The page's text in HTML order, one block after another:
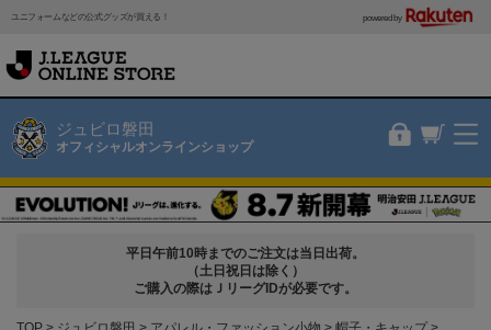
ユニフォームなどの公式グッズが買える！ powered by
ジュビロ磐田
オフィシャルオンラインショップ
平日午前10時までのご注文は当日出荷。
（土日祝日は除く）
ご購入の際はＪリーグIDが必要です。